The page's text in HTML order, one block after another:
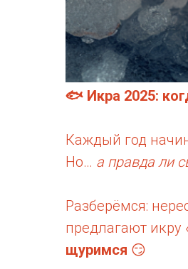
🐟 Икра 2025:
Каждый год
Но… а правда ли
Разберёмся:
предлагают
щуримся 😏